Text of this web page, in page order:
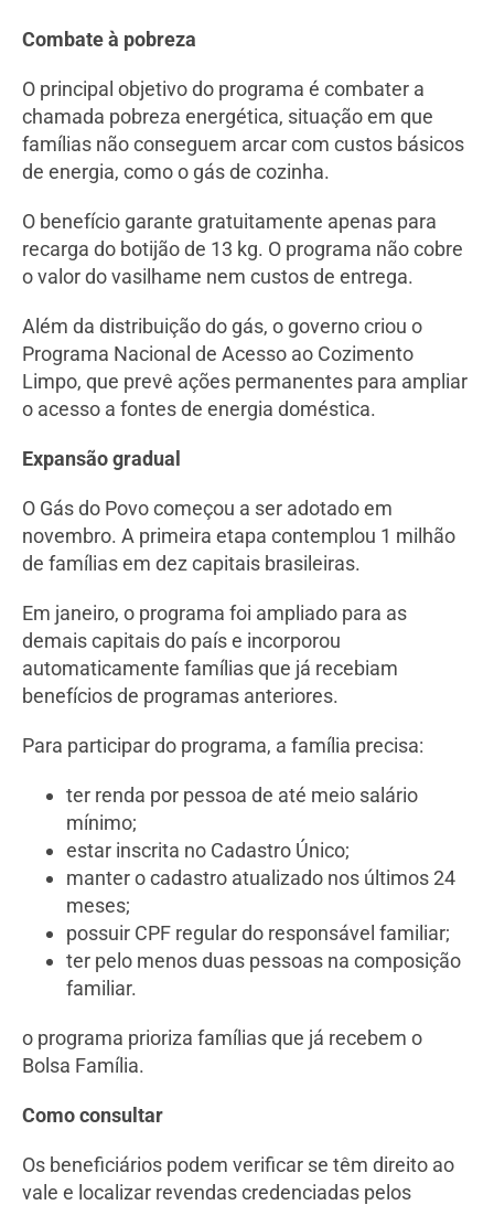
Combate à pobreza
O principal objetivo do programa é combater a
chamada pobreza energética, situação em que
famílias não conseguem arcar com custos básicos
de energia, como o gás de cozinha.
O benefício garante gratuitamente apenas para
recarga do botijão de 13 kg. O programa não cobre
o valor do vasilhame nem custos de entrega.
Além da distribuição do gás, o governo criou o
Programa Nacional de Acesso ao Cozimento
Limpo, que prevê ações permanentes para ampliar
o acesso a fontes de energia doméstica.
Expansão gradual
O Gás do Povo começou a ser adotado em
novembro. A primeira etapa contemplou 1 milhão
de famílias em dez capitais brasileiras.
Em janeiro, o programa foi ampliado para as
demais capitais do país e incorporou
automaticamente famílias que já recebiam
benefícios de programas anteriores.
Para participar do programa, a família precisa:
ter renda por pessoa de até meio salário
mínimo;
estar inscrita no Cadastro Único;
manter o cadastro atualizado nos últimos 24
meses;
possuir CPF regular do responsável familiar;
ter pelo menos duas pessoas na composição
familiar.
o programa prioriza famílias que já recebem o
Bolsa Família.
Como consultar
Os beneficiários podem verificar se têm direito ao
vale e localizar revendas credenciadas pelos